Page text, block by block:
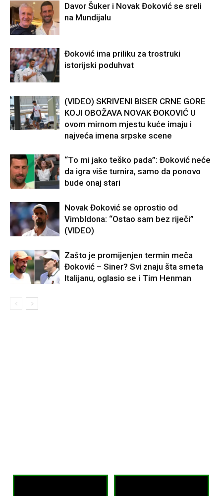
Davor Šuker i Novak Đoković se sreli
na Mundijalu
Đoković ima priliku za trostruki
istorijski poduhvat
(VIDEO) SKRIVENI BISER CRNE GORE
KOJI OBOŽAVA NOVAK ĐOKOVIĆ U
ovom mirnom mjestu kuće imaju i
najveća imena srpske scene
“To mi jako teško pada”: Đoković neće
da igra više turnira, samo da ponovo
bude onaj stari
Novak Đoković se oprostio od
Vimbldona: “Ostao sam bez riječi”
(VIDEO)
Zašto je promijenjen termin meča
Đoković – Siner? Svi znaju šta smeta
Italijanu, oglasio se i Tim Henman